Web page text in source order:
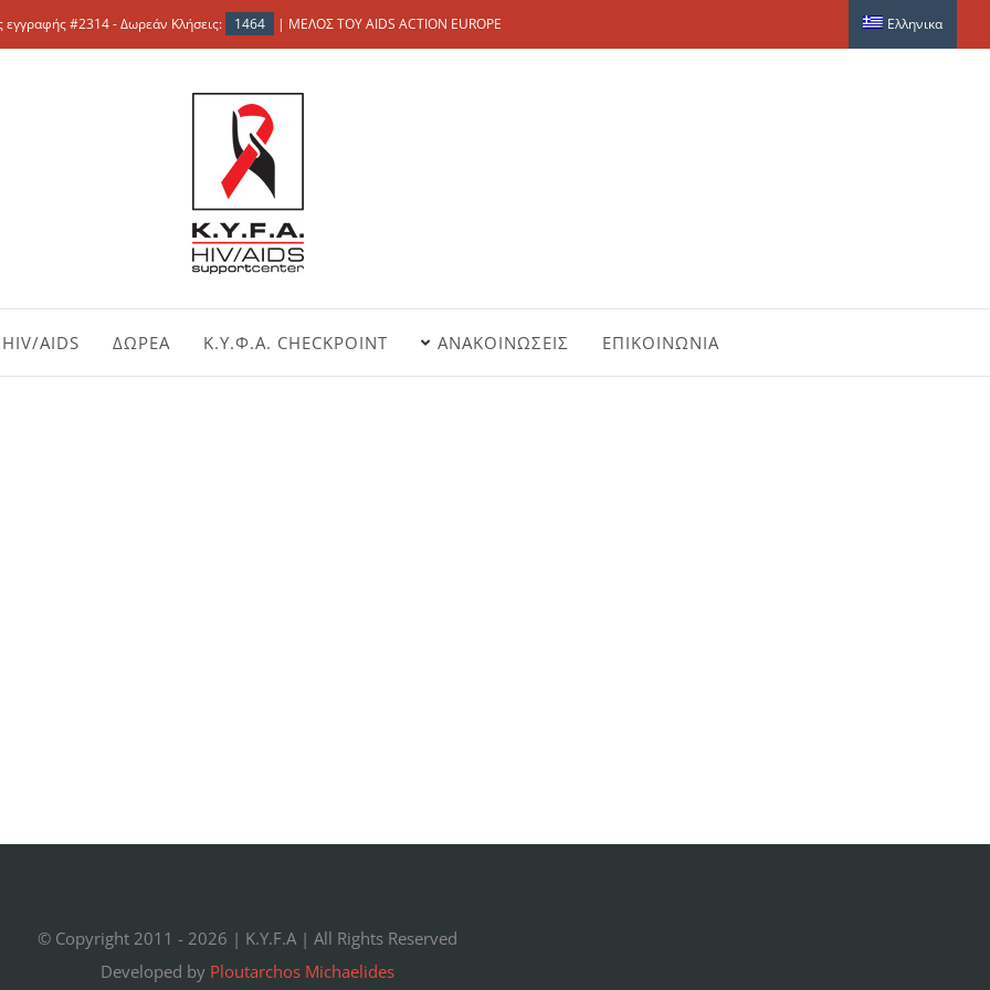
#2314 - Δωρεάν Κλήσεις: 1464 | ΜΕΛΟΣ ΤΟΥ AIDS ACTION EUROPE Ελληνικα
HIV/AIDS ΔΩΡΕΑ Κ.Υ.Φ.Α. CHECKPOINT ΑΝΑΚΟΙΝΩΣΕΙΣ ΕΠΙΚΟΙΝΩΝΙΑ
© Copyright 2011 - 2026 | K.Y.F.A| All Rights Reserved
Developed by Ploutarchos Michaelides